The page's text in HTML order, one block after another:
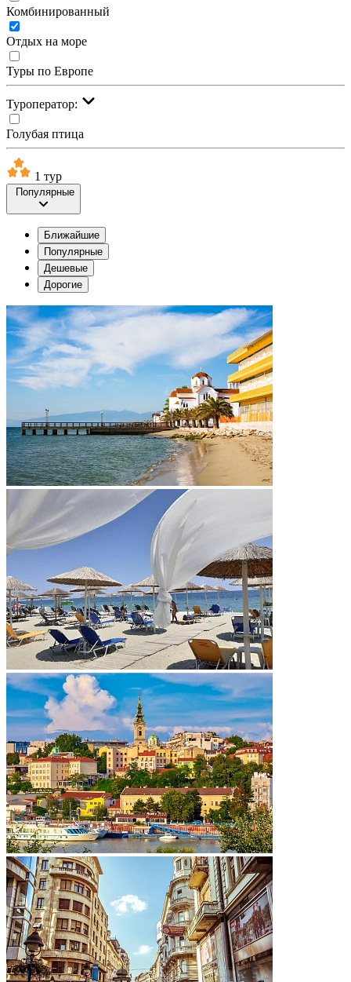
Комбинированный
Отдых на море
Туры по Европе
Туроператор:
Голубая птица
1 тур
Популярные
Ближайшие
Популярные
Дешевые
Дорогие